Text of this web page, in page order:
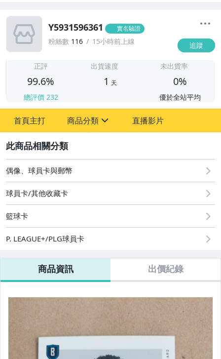
Y5931596361 實名驗證
粉絲數 116 15小時前上線 追蹤
正評
99.6%
總評價 232
出貨速度
1 天
未出貨率
0%
優於全站平均
首頁主打 商品分類
偶像、球員卡與郵幣
直播影片
偶像、球員卡與郵幣
球員卡/其他收藏卡
籃球卡
P. LEAGUE+/PLG球員卡
商品資訊 出價紀錄